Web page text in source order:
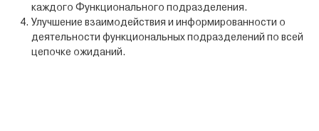
каждого Функционального подразделения.
Улучшение взаимодействия и информированности о
деятельности функциональных подразделений по всей
цепочке ожиданий.